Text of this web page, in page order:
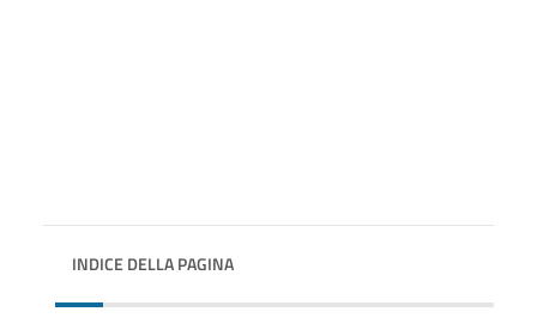
INDICE DELLA PAGINA